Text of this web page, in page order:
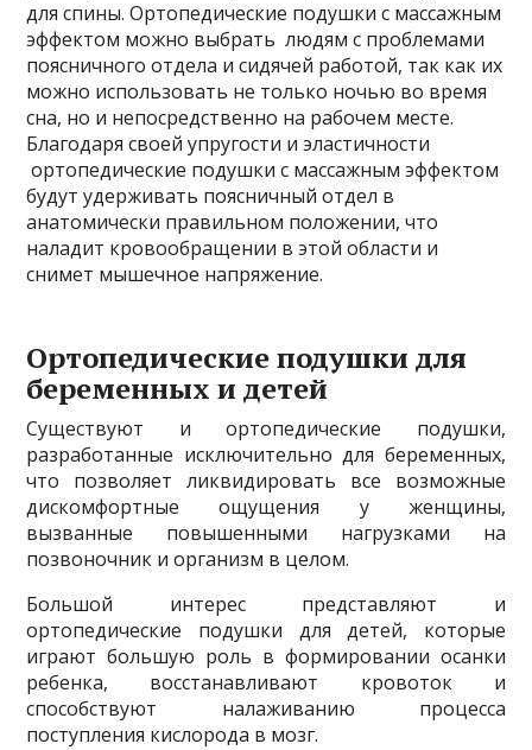
для спины. Ортопедические подушки с массажным
эффектом можно выбрать людям с проблемами
поясничного отдела и сидячей работой, так как их
можно использовать не только ночью во время
сна, но и непосредственно на рабочем месте.
Благодаря своей упругости и эластичности
ортопедические подушки с массажным эффектом
будут удерживать поясничный отдел в
анатомически правильном положении, что
наладит кровообращении в этой области и
снимет мышечное напряжение.
Ортопедические подушки для
беременных и детей
Существуют и ортопедические подушки,
разработанные исключительно для беременных,
что позволяет ликвидировать все возможные
дискомфортные ощущения у женщины,
вызванные повышенными нагрузками на
позвоночник и организм в целом.
Большой интерес представляют и
ортопедические подушки для детей, которые
играют большую роль в формировании осанки
ребенка, восстанавливают кровоток и
способствуют налаживанию процесса
поступления кислорода в мозг.